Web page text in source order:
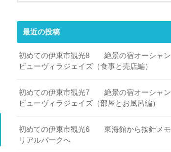
最近の投稿
初めての伊東市観光8 絶景の宿オーシャン
ビューヴィラジェイズ（食事と売店編）
初めての伊東市観光7 絶景の宿オーシャン
ビューヴィラジェイズ（部屋とお風呂編）
初めての伊東市観光6 東海館から按針メモ
リアルパークへ